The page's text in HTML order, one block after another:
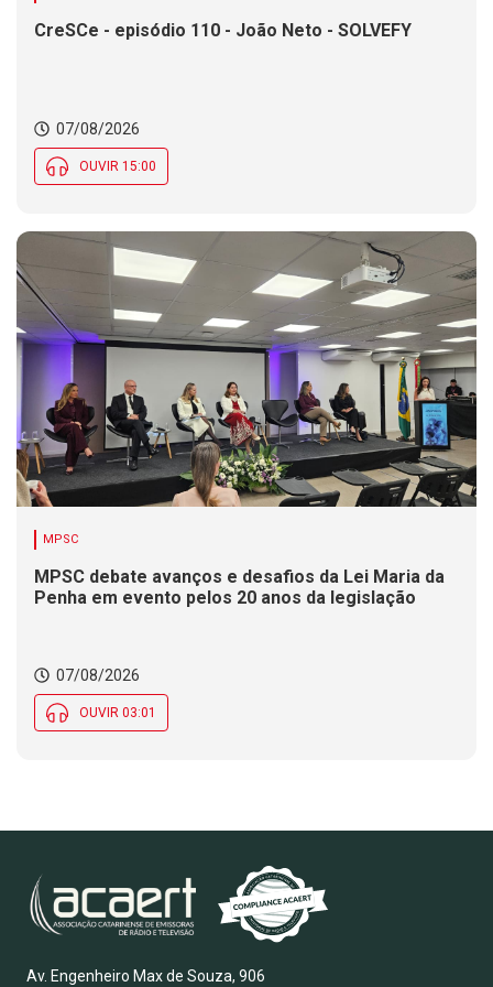
CreSCe - episódio 110 - João Neto - SOLVEFY
07/08/2026
OUVIR 15:00
MPSC
MPSC debate avanços e desafios da Lei Maria da
Penha em evento pelos 20 anos da legislação
07/08/2026
OUVIR 03:01
Av. Engenheiro Max de Souza, 906